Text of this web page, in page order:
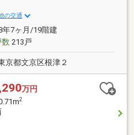
の交通
年7ヶ月/19階建
数213戸
京都文京区根津２
万円
2